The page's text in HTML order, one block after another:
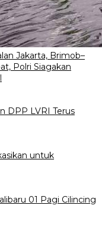
Jakarta, Brimob–
Polri Siagakan
DPP LVRI Terus
untuk
01 Pagi Cilincing